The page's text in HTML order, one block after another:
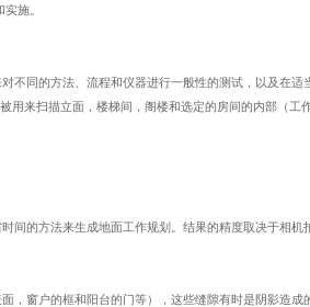
施。
不同的方法、流程和仪器进行一般性的测试，以及在适
被用来扫描立面，楼梯间，阁楼和选定的房间的内部（工
间的方法来生成地面工作规划。结果的精度取决于相机
，窗户的框和阳台的门等），这些缝隙有时是阴影造成